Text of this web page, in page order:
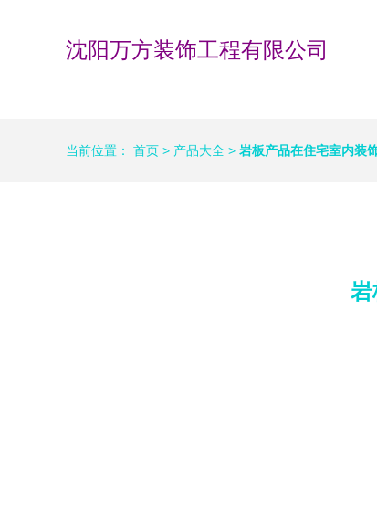
沈阳万方装饰工程有限公司
当前位置： 首页 > 产品大全 > 岩板产品在住宅室内装
岩